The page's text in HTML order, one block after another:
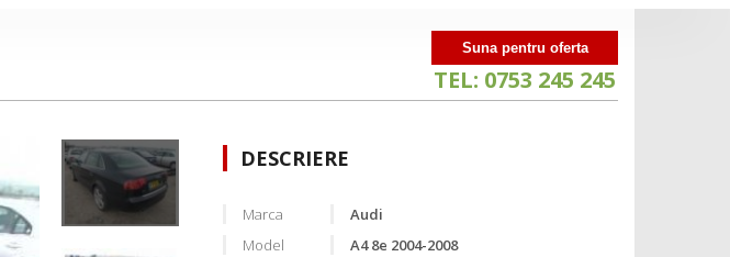
Suna pentru oferta
TEL: 0753 245 245
DESCRIERE
Marca
Audi
Model
A4 8e 2004-2008